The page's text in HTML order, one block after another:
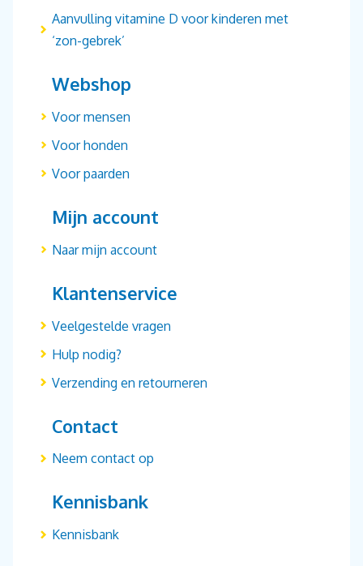
Aanvulling vitamine D voor kinderen met
‘zon-gebrek’
Webshop
Voor mensen
Voor honden
Voor paarden
Mijn account
Naar mijn account
Klantenservice
Veelgestelde vragen
Hulp nodig?
Verzending en retourneren
Contact
Neem contact op
Kennisbank
Kennisbank